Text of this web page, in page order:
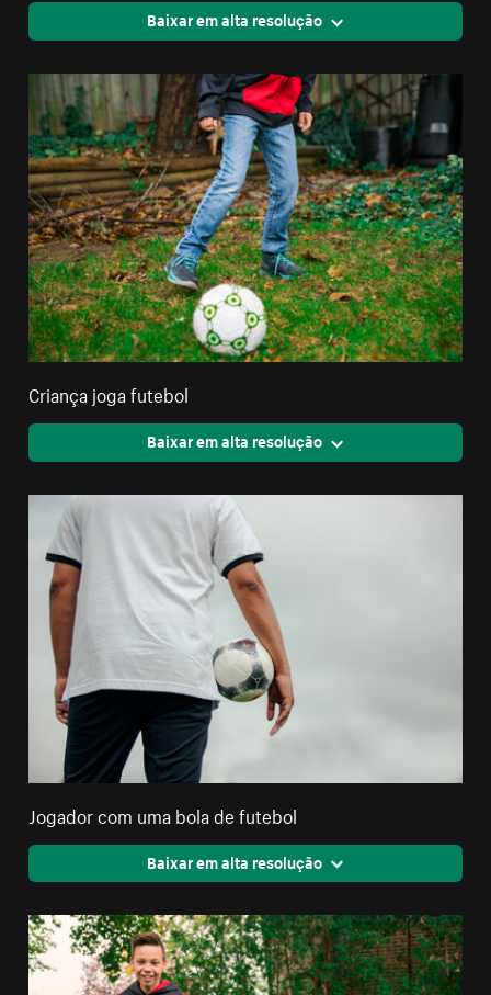
Baixar em alta resolução
Criança joga futebol
Baixar em alta resolução
Jogador com uma bola de futebol
Baixar em alta resolução